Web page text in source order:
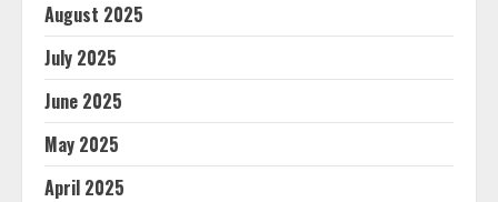
August 2025
July 2025
June 2025
May 2025
April 2025